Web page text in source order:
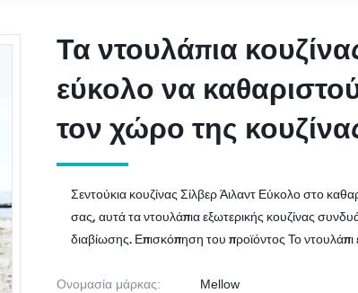
Τα ντουλάπια
εύκολο να
τον χώρο της
Τα ντουλάπια
εύκολο να
τον χώρο της
Σεντούκια κουζίνας Σίλβερ Άιλαντ Εύκολο στο
σας, αυτά τα ντουλάπια εξωτερικής κουζίνας
διαβίωσης. Επισκόπηση του προϊόντος Το ντουλάπι
Ονομασία μάρκας: Mellow